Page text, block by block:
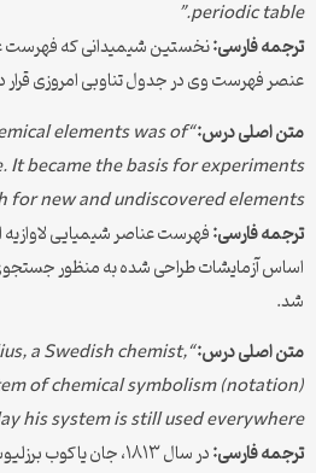
periodic table.”
ترجمه فارسی:
عنصر فهرست وی در جدول تناوبی امروزی قرار
متن اصلی درس: elements was of
It became the basis for experiments
for new and undiscovered elements.”
ترجمه فارسی:فهرست عناصر شیمیایی
اساس آزمایشات طراحی شده به منظور
شد.
متن اصلی درس: a Swedish chemist,
of chemical symbolism (notation)
his system is still used everywhere.”
ترجمه فارسی:
در سال ۱۸۱۳، جان